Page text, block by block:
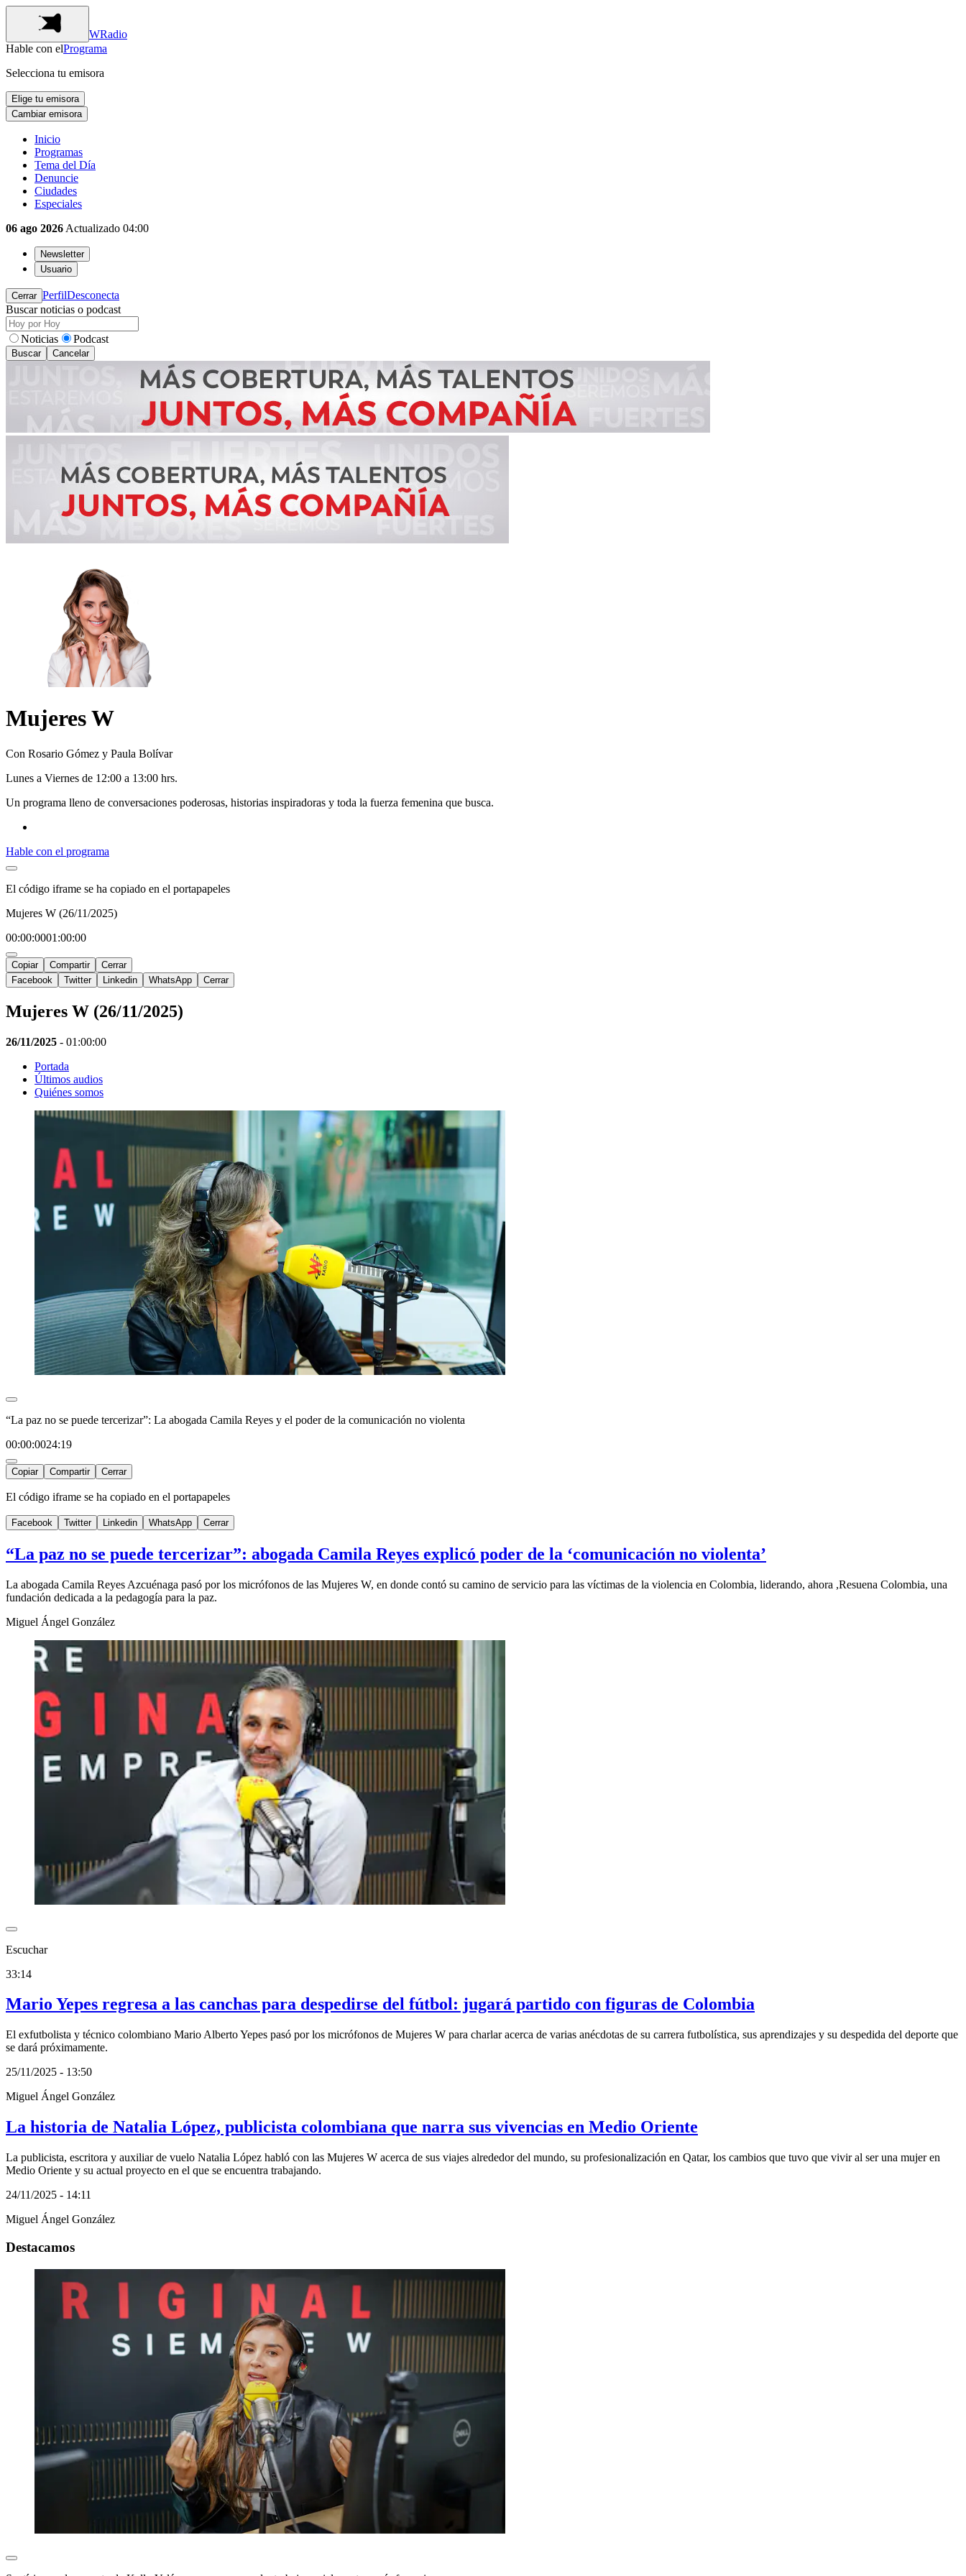
WRadio
Hable con elPrograma
Selecciona tu emisora
Elige tu emisora
Cambiar emisora
Inicio
Programas
Tema del Día
Denuncie
Ciudades
Especiales
06 ago 2026 Actualizado 04:00
Newsletter
Usuario
Cerrar PerfilDesconecta
Buscar noticias o podcast
Noticias Podcast
Buscar Cancelar
Mujeres W
Con Rosario Gómez y Paula Bolívar
Lunes a Viernes de 12:00 a 13:00 hrs.
Un programa lleno de conversaciones poderosas, historias inspiradoras y toda la fuerza femenina que busca.
Hable con el programa
El código iframe se ha copiado en el portapapeles
Mujeres W (26/11/2025)
00:00:0001:00:00
Copiar Compartir
Cerrar
Facebook
Twitter Linkedin WhatsApp Cerrar
Mujeres W (26/11/2025)
26/11/2025 - 01:00:00
Portada
Últimos audios
Quiénes somos
“La paz no se puede tercerizar”: La abogada Camila Reyes y el poder de la comunicación no violenta
00:00:0024:19
Copiar Compartir Cerrar
El código iframe se ha copiado en el portapapeles
Facebook Twitter Linkedin WhatsApp Cerrar
“La paz no se puede tercerizar”: abogada Camila Reyes explicó poder de la ‘comunicación no violenta’
La abogada Camila Reyes Azcuénaga pasó por los micrófonos de las Mujeres W, en donde contó su camino de servicio para las víctimas de la violencia en Colombia, liderando, ahora ,Resuena Colombia, una
fundación dedicada a la pedagogía para la paz.
Miguel Ángel González
Escuchar
33:14
Mario Yepes regresa a las canchas para despedirse del fútbol: jugará partido con figuras de Colombia
El exfutbolista y técnico colombiano Mario Alberto Yepes pasó por los micrófonos de Mujeres W para charlar acerca de varias anécdotas de su carrera futbolística, sus aprendizajes y su despedida del deporte que
se dará próximamente.
25/11/2025 - 13:50
Miguel Ángel González
La historia de Natalia López, publicista colombiana que narra sus vivencias en Medio Oriente
La publicista, escritora y auxiliar de vuelo Natalia López habló con las Mujeres W acerca de sus viajes alrededor del mundo, su profesionalización en Qatar, los cambios que tuvo que vivir al ser una mujer en
Medio Oriente y su actual proyecto en el que se encuentra trabajando.
24/11/2025 - 14:11
Miguel Ángel González
Destacamos